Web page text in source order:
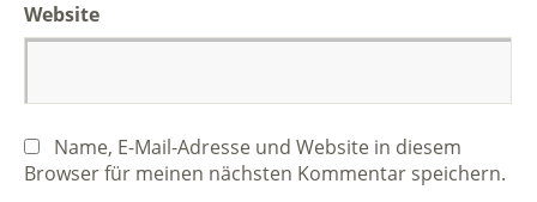
Website
Name, E-Mail-Adresse und Website in diesem
Browser für meinen nächsten Kommentar speichern.